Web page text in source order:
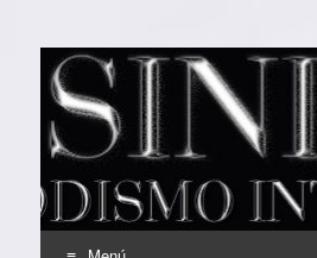
EL SINDICAL
Periodismo Inteligente